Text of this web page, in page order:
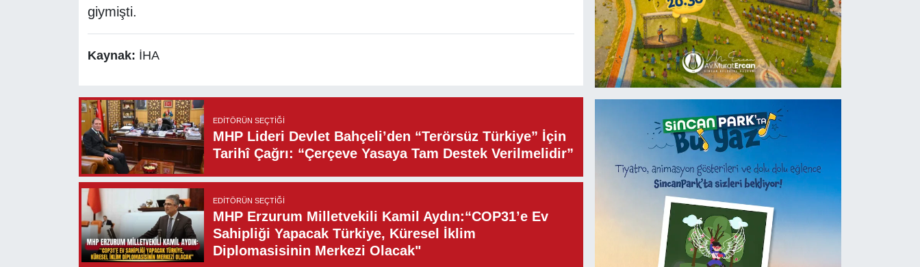
giymişti.
Kaynak: İHA
EDITÖRÜN SEÇTIĞI
MHP Lideri Devlet Bahçeli’den “Terörsüz Türkiye” İçin
Tarihî Çağrı: “Çerçeve Yasaya Tam Destek Verilmelidir”
EDITÖRÜN SEÇTIĞI
MHP Erzurum Milletvekili Kamil Aydın:“COP31’e Ev
Sahipliği Yapacak Türkiye, Küresel İklim
Diplomasisinin Merkezi Olacak"